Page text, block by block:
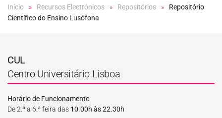
Início Recursos Electrónicos Repositórios
Repositório
Científico do Ensino Lusófona
CUL
Centro Universitário Lisboa
Horário de Funcionamento
De 2.ª a 6.ª feira das 10.00h às 22.30h